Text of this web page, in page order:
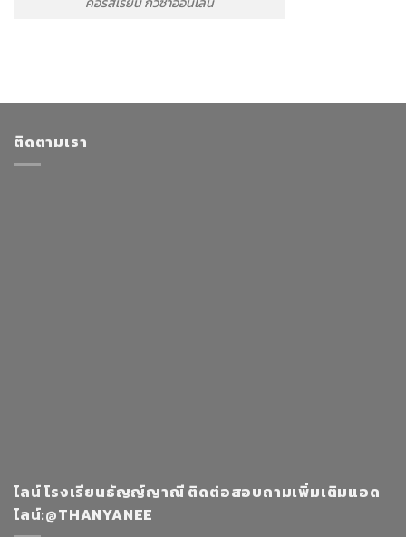
ติดตามเรา
ไลน์ โรงเรียนธัญญ์ญาณี ติดต่อสอบถามเพิ่มเติมแอด
ไลน์:@THANYANEE